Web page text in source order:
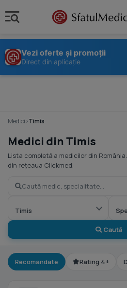
Vezi oferte și promoții
Direct din aplicație
Medici›Timis
Medici din Timis
Lista completă a medicilor din
din rețeaua Clickmed.
Caută
Recomandate Rating 4+